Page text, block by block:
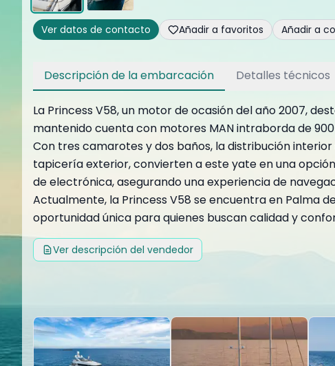
Ver datos de contacto Añadir a favoritos Añadir a
Descripción de la embarcación Detalles técnicos
La Princess V58, un motor de ocasión del año 2007,
mantenido cuenta con motores MAN intraborda de
Con tres camarotes y dos baños, la distribución
tapicería exterior, convierten a este yate en una
de electrónica, asegurando una experiencia de
Actualmente, la Princess V58 se encuentra en Palma
oportunidad única para quienes buscan calidad y
Ver descripción del vendedor